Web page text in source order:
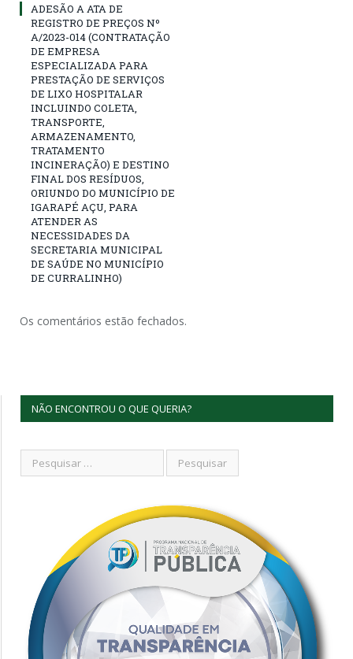
ADESÃO A ATA DE
REGISTRO DE PREÇOS Nº
A/2023-014 (CONTRATAÇÃO
DE EMPRESA
ESPECIALIZADA PARA
PRESTAÇÃO DE SERVIÇOS
DE LIXO HOSPITALAR
INCLUINDO COLETA,
TRANSPORTE,
ARMAZENAMENTO,
TRATAMENTO
INCINERAÇÃO) E DESTINO
FINAL DOS RESÍDUOS,
ORIUNDO DO MUNICÍPIO DE
IGARAPÉ AÇU, PARA
ATENDER AS
NECESSIDADES DA
SECRETARIA MUNICIPAL
DE SAÚDE NO MUNICÍPIO
DE CURRALINHO)
Os comentários estão fechados.
NÃO ENCONTROU O QUE QUERIA?